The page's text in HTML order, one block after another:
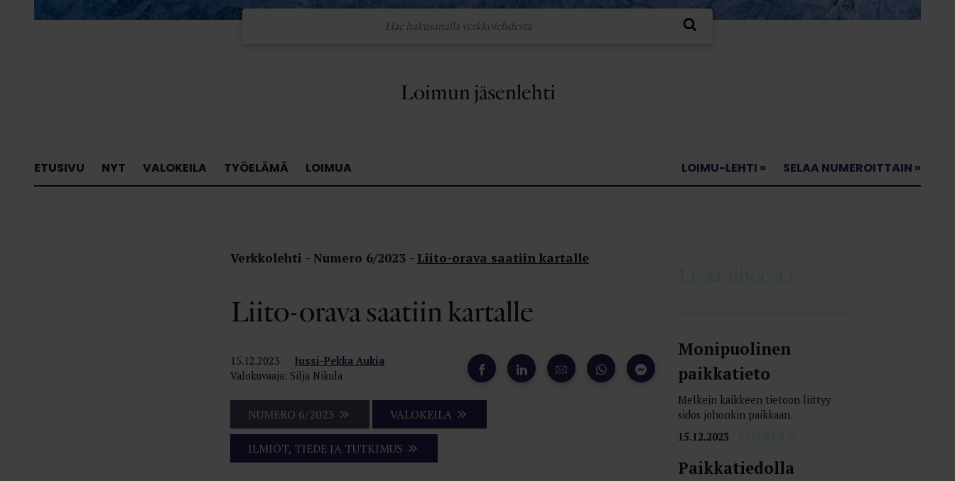
Loimun jäsenlehti
ETUSIVU NYT VALOKEILA TYÖELÄMÄ LOIMUA LOIMU-LEHTI » SELAA NUMEROITTAIN »
Verkkolehti Numero 6/2023 Liito-orava saatiin kartalle
Liito-orava saatiin kartalle
15.12.2023
Jussi-Pekka Aukia
Valokuvaaja: Silja Nikula
NUMERO 6/2023 VALOKEILA
ILMIÖT, TIEDE JA TUTKIMUS
Monipuolinen
paikkatieto
Melkein kaikkeen tietoon liittyy
sidos johonkin paikkaan.
15.12.2023
Paikkatiedolla